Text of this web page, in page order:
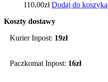
110,00zł Dodaj do koszyka
Koszty dostawy
Kurier Inpost: 19zł
Paczkomat Inpost: 16zł